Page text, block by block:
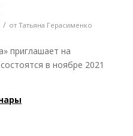
/ от Татьяна Герасименко
приглашает на
в ноябре 2021